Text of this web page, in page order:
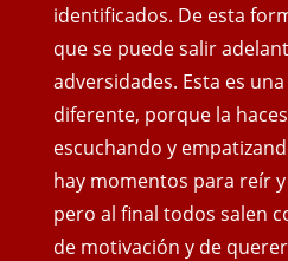
identificados. De esta
que se puede salir
adversidades. Esta es
diferente, porque la
escuchando y
hay momentos para reír
pero al final todos salen
de motivación y de